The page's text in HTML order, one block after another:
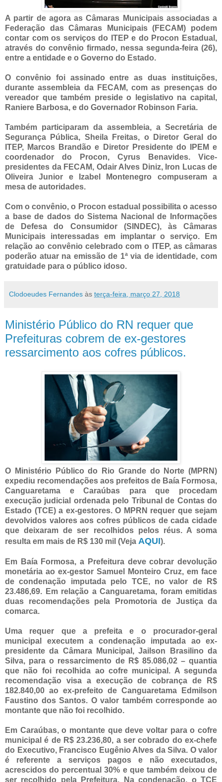
A partir de agora as Câmaras Municipais associadas a
Federação das Câmaras Municipais (FECAM) podem
contar com os serviços do ITEP e do Procon Estadual,
através do convênio firmado, nessa segunda-feira (26),
entre a entidade e o Governo do Estado.
O convênio foi assinado entre as duas instituições,
durante assembleia da FECAM, com as presenças do
vereador que também preside o legislativo na capital,
Raniere Barbosa, e do Governador Robinson Faria.
Também participaram da assembleia, a Secretária de
Segurança Pública, Sheila Freitas, o Diretor Geral do
ITEP, Marcos Brandão e Diretor Presidente do IPEM e
coordenador do Procon, Cyrus Benavides. Vice-
presidentes da FECAM, Odair Alves Diniz, Iron Lucas de
Oliveira Junior e Izabel Montenegro compuseram a
mesa de autoridades.
Com o convênio, o Procon estadual possibilita o acesso
a base de dados do Sistema Nacional de Informações
de Defesa do Consumidor (SINDEC), às Câmaras
Municipais interessadas em implantar o serviço. Em
relação ao convênio celebrado com o ITEP, as câmaras
poderão atuar na emissão de 1ª via de identidade, com
gratuidade para o público idoso.
Clodoeudes Fernandes às terça-feira, março 27, 2018
Ministério Público do RN requer que
Prefeituras cobrem de ex-gestores
ressarcimento aos cofres públicos.
O Ministério Público do Rio Grande do Norte (MPRN)
expediu recomendações aos prefeitos de Baía Formosa,
Canguaretama e Caraúbas para que procedam
execução judicial ordenada pelo Tribunal de Contas do
Estado (TCE) a ex-gestores. O MPRN requer que sejam
devolvidos valores aos cofres públicos de cada cidade
que deixaram de ser recolhidos pelos réus. A soma
resulta em mais de R$ 130 mil (Veja AQUI).
Em Baía Formosa, a Prefeitura deve cobrar devolução
monetária ao ex-gestor Samuel Monteiro Cruz, em face
de condenação imputada pelo TCE, no valor de R$
23.486,69. Em relação a Canguaretama, foram emitidas
duas recomendações pela Promotoria de Justiça da
comarca.
Uma requer que a prefeita e o procurador-geral
municipal executem a condenação imputada ao ex-
presidente da Câmara Municipal, Jailson Brasilino da
Silva, para o ressarcimento de R$ 85.086,02 – quantia
que não foi recolhida ao cofre municipal. A segunda
recomendação visa a execução de cobrança de R$
182.840,00 ao ex-prefeito de Canguaretama Edmilson
Faustino dos Santos. O valor também corresponde ao
montante que não foi recolhido.
Em Caraúbas, o montante que deve voltar para o cofre
municipal é de R$ 23.236,80, a ser cobrado do ex-chefe
do Executivo, Francisco Eugênio Alves da Silva. O valor
é referente a serviços pagos e não executados,
acrescidos do percentual 30% e que também deixou de
ser recolhido pela Prefeitura. Na condenação, o TCE